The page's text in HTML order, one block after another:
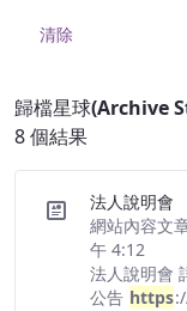
清除
歸檔星球
8 個結果
法人說明會
網站內容文
午 4:12
法人說明會
公告 https